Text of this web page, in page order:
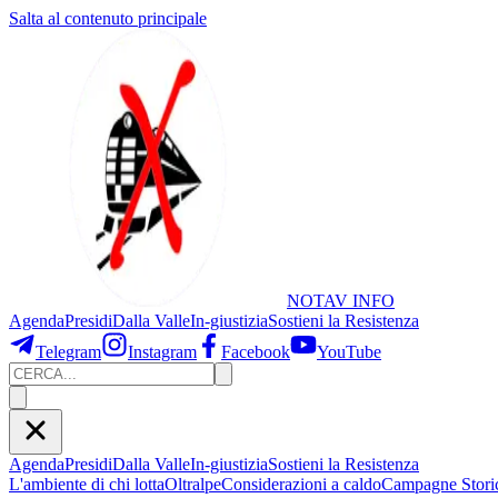
Salta al contenuto principale
NOTAV INFO
AgendaPresidiDalla ValleIn-giustiziaSostieni la Resistenza
Telegram
Instagram Facebook YouTube
AgendaPresidiDalla ValleIn-giustiziaSostieni la Resistenza
L'ambiente di chi lottaOltralpeConsiderazioni a caldoCampagne